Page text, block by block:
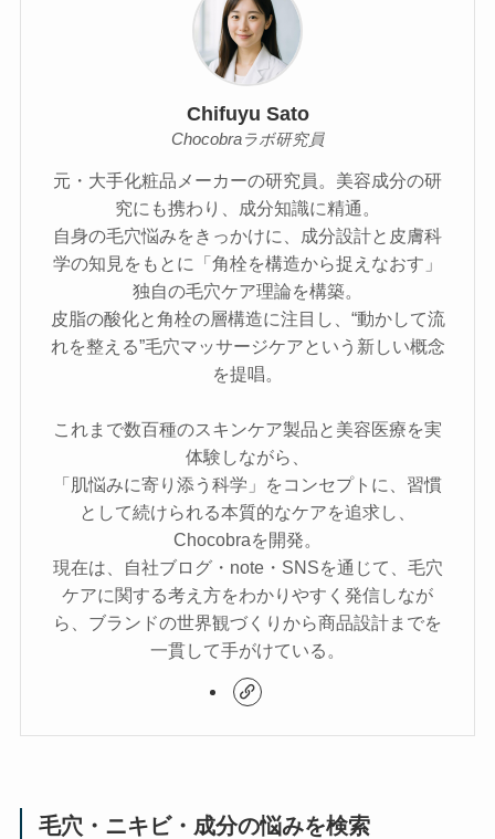
Chifuyu Sato
Chocobraラボ研究員
元・大手化粧品メーカーの研究員。美容成分の研
究にも携わり、成分知識に精通。
自身の毛穴悩みをきっかけに、成分設計と皮膚科
学の知見をもとに「角栓を構造から捉えなおす」
独自の毛穴ケア理論を構築。
皮脂の酸化と角栓の層構造に注目し、“動かして流
れを整える”毛穴マッサージケアという新しい概念
を提唱。
これまで数百種のスキンケア製品と美容医療を実
体験しながら、
「肌悩みに寄り添う科学」をコンセプトに、習慣
として続けられる本質的なケアを追求し、
Chocobraを開発。
現在は、自社ブログ・note・SNSを通じて、毛穴
ケアに関する考え方をわかりやすく発信しなが
ら、ブランドの世界観づくりから商品設計までを
一貫して手がけている。
毛穴・ニキビ・成分の悩みを検索